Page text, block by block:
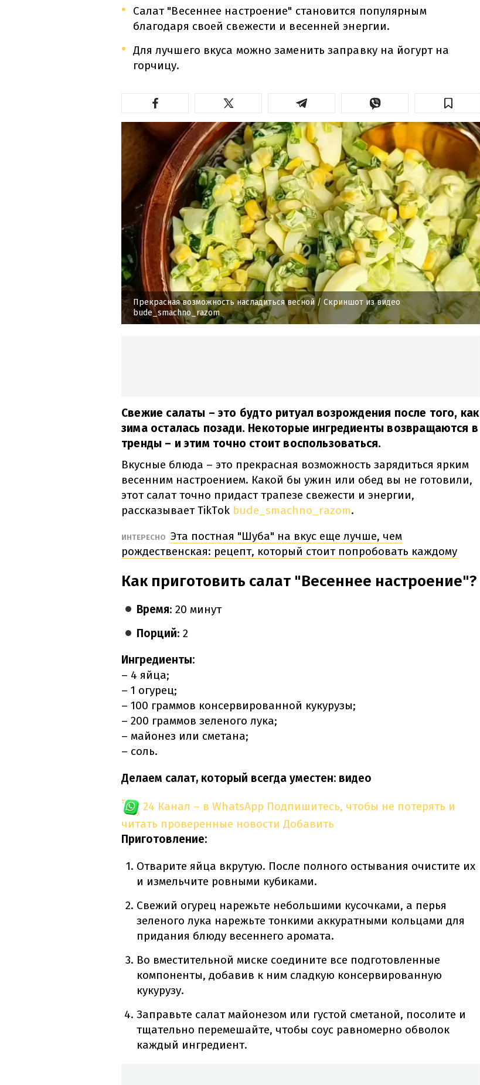
Салат "Весеннее настроение" становится популярным
благодаря своей свежести и весенней энергии.
Для лучшего вкуса можно заменить заправку на йогурт на
горчицу.
Прекрасная возможность насладиться весной / Скриншот из видео
bude_smachno_razom
Свежие салаты – это будто ритуал возрождения после того, как
зима осталась позади. Некоторые ингредиенты возвращаются в
тренды – и этим точно стоит воспользоваться.
Вкусные блюда – это прекрасная возможность зарядиться ярким
весенним настроением. Какой бы ужин или обед вы не готовили,
этот салат точно придаст трапезе свежести и энергии,
рассказывает TikTok bude_smachno_razom.
ИНТЕРЕСНО Эта постная "Шуба" на вкус еще лучше, чем
рождественская: рецепт, который стоит попробовать каждому
Как приготовить салат "Весеннее настроение"?
Время: 20 минут
Порций: 2
Ингредиенты:
– 4 яйца;
– 1 огурец;
– 100 граммов консервированной кукурузы;
– 200 граммов зеленого лука;
– майонез или сметана;
– соль.
Делаем салат, который всегда уместен: видео
24 Канал – в WhatsApp Подпишитесь, чтобы не потерять и
читать проверенные новости Добавить
Приготовление:
Отварите яйца вкрутую. После полного остывания очистите их
и измельчите ровными кубиками.
Свежий огурец нарежьте небольшими кусочками, а перья
зеленого лука нарежьте тонкими аккуратными кольцами для
придания блюду весеннего аромата.
Во вместительной миске соедините все подготовленные
компоненты, добавив к ним сладкую консервированную
кукурузу.
Заправьте салат майонезом или густой сметаной, посолите и
тщательно перемешайте, чтобы соус равномерно обволок
каждый ингредиент.